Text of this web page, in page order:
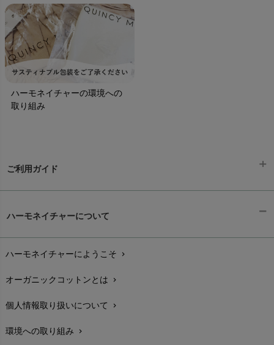
ハーモネイチャーの環境への
取り組み
ご利用ガイド
配送と送料chevron_right
在庫状況と発送予定chevron_right
サイズ・寸法chevron_right
生地・素材chevron_right
ハーモネイチャーについて
ハーモネイチャーにようこそ chevron_right
オーガニックコットンとは chevron_right
個人情報取り扱いについて chevron_right
環境への取り組み chevron_right